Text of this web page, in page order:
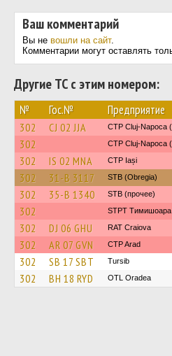
Ваш комментарий
Вы не вошли на сайт.
Комментарии могут оставлять
Другие ТС с этим номером:
№ Гос.№ Предприятие
302 CJ 02 JJA CTP Cluj-Napoca
302 CTP Cluj-Napoca
302 IS 02 MNA CTP Iași
302 31-B 3117 STB (Obregia)
302 35-B 1340 STB (прочее)
302 STPT Тимишоара
302 DJ 06 GHU RAT Craiova
302 AR 07 GVN CTP Arad
302 SB 17 SBT Tursib
302 BH 18 RYD OTL Oradea